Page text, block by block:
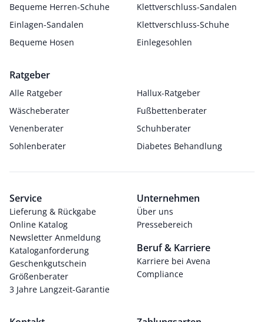
Bequeme Herren-Schuhe
Klettverschluss-Sandalen
Einlagen-Sandalen
Klettverschluss-Schuhe
Bequeme Hosen
Einlegesohlen
Ratgeber
Alle Ratgeber
Hallux-Ratgeber
Wäscheberater
Fußbettenberater
Venenberater
Schuhberater
Sohlenberater
Diabetes Behandlung
Service
Lieferung & Rückgabe
Online Katalog
Newsletter Anmeldung
Kataloganforderung
Geschenkgutschein
Größenberater
3 Jahre Langzeit-Garantie
Unternehmen
Über uns
Pressebereich
Beruf & Karriere
Karriere bei Avena
Compliance